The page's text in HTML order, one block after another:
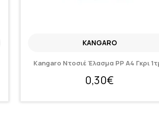
KANGARO
Kangaro Ντοσιέ Έλασμα PP A4 Γκρι
0,30€